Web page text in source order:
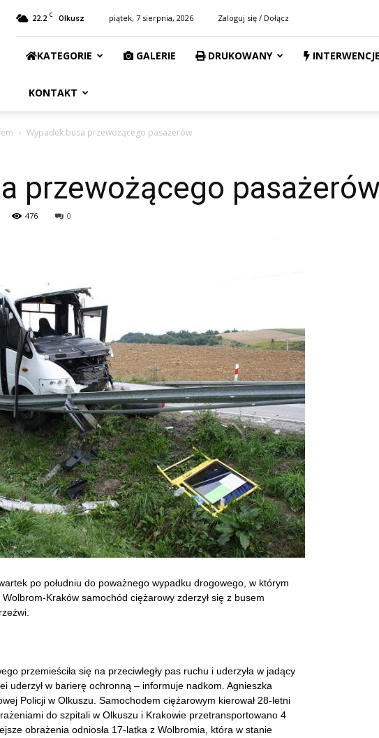
22.2 C Olkusz piątek, 7 sierpnia, 2026 Zaloguj się / Dołącz
KATEGORIE GALERIE DRUKOWANY INTERWENCJE
KONTAKT
Wypadek busa przewożącego pasażerów
przewożącego pasażerów
476 0
po południu do poważnego wypadku drogowego, w którym
Kraków samochód ciężarowy zderzył się z busem
przemieściła się na przeciwległy pas ruchu i uderzyła w jadący
uderzył w barierę ochronną – informuje nadkom. Agnieszka
Policji w Olkuszu. Samochodem ciężarowym kierował 28-letni
do szpitali w Olkuszu i Krakowie przetransportowano 4
obrażenia odniosła 17-latka z Wolbromia, która w stanie